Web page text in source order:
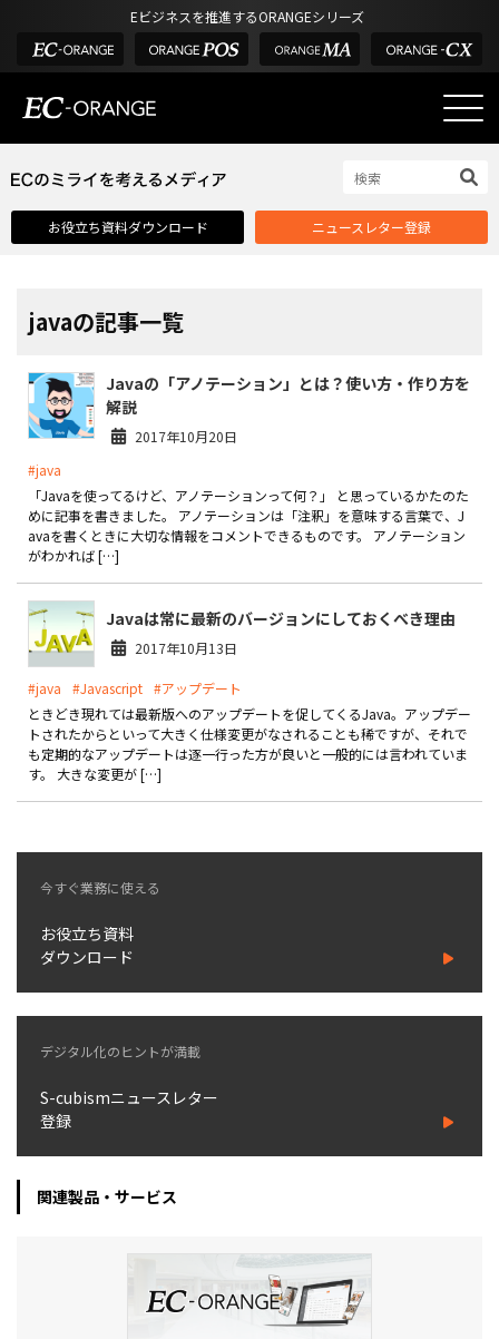
Eビジネスを推進するORANGEシリーズ
選ばれる理由
課題解決例
外部サービス連携
インフラ環境・サポート
費用
製品
特長
ショッピングモール型 EC
マルチテナント、マルチブランドなど
通販受注対応
ECと通販の連動を可能に
EC運用支援
継続的に結果を出し続けるECサイトへ
内製化支援
補助金活用支援
導入事例
お役立ち記事
03-6432-0346
お役立ち資料ダウンロード ニュースレター登録
javaの記事一覧
Javaの「アノテーション」とは？使い方・作り方を
解説
2017年10月20日
#java
「Javaを使ってるけど、アノテーションって何？」 と思っているかたのた
めに記事を書きました。 アノテーションは「注釈」を意味する言葉で、J
avaを書くときに大切な情報をコメントできるものです。 アノテーション
がわかれば […]
Javaは常に最新のバージョンにしておくべき理由
2017年10月13日
#java #Javascript #アップデート
ときどき現れては最新版へのアップデートを促してくるJava。アップデー
トされたからといって大きく仕様変更がなされることも稀ですが、それで
も定期的なアップデートは逐一行った方が良いと一般的には言われていま
す。 大きな変更が […]
今すぐ業務に使える
お役立ち資料
ダウンロード
デジタル化のヒントが満載
S-cubismニュースレター
登録
関連製品・サービス